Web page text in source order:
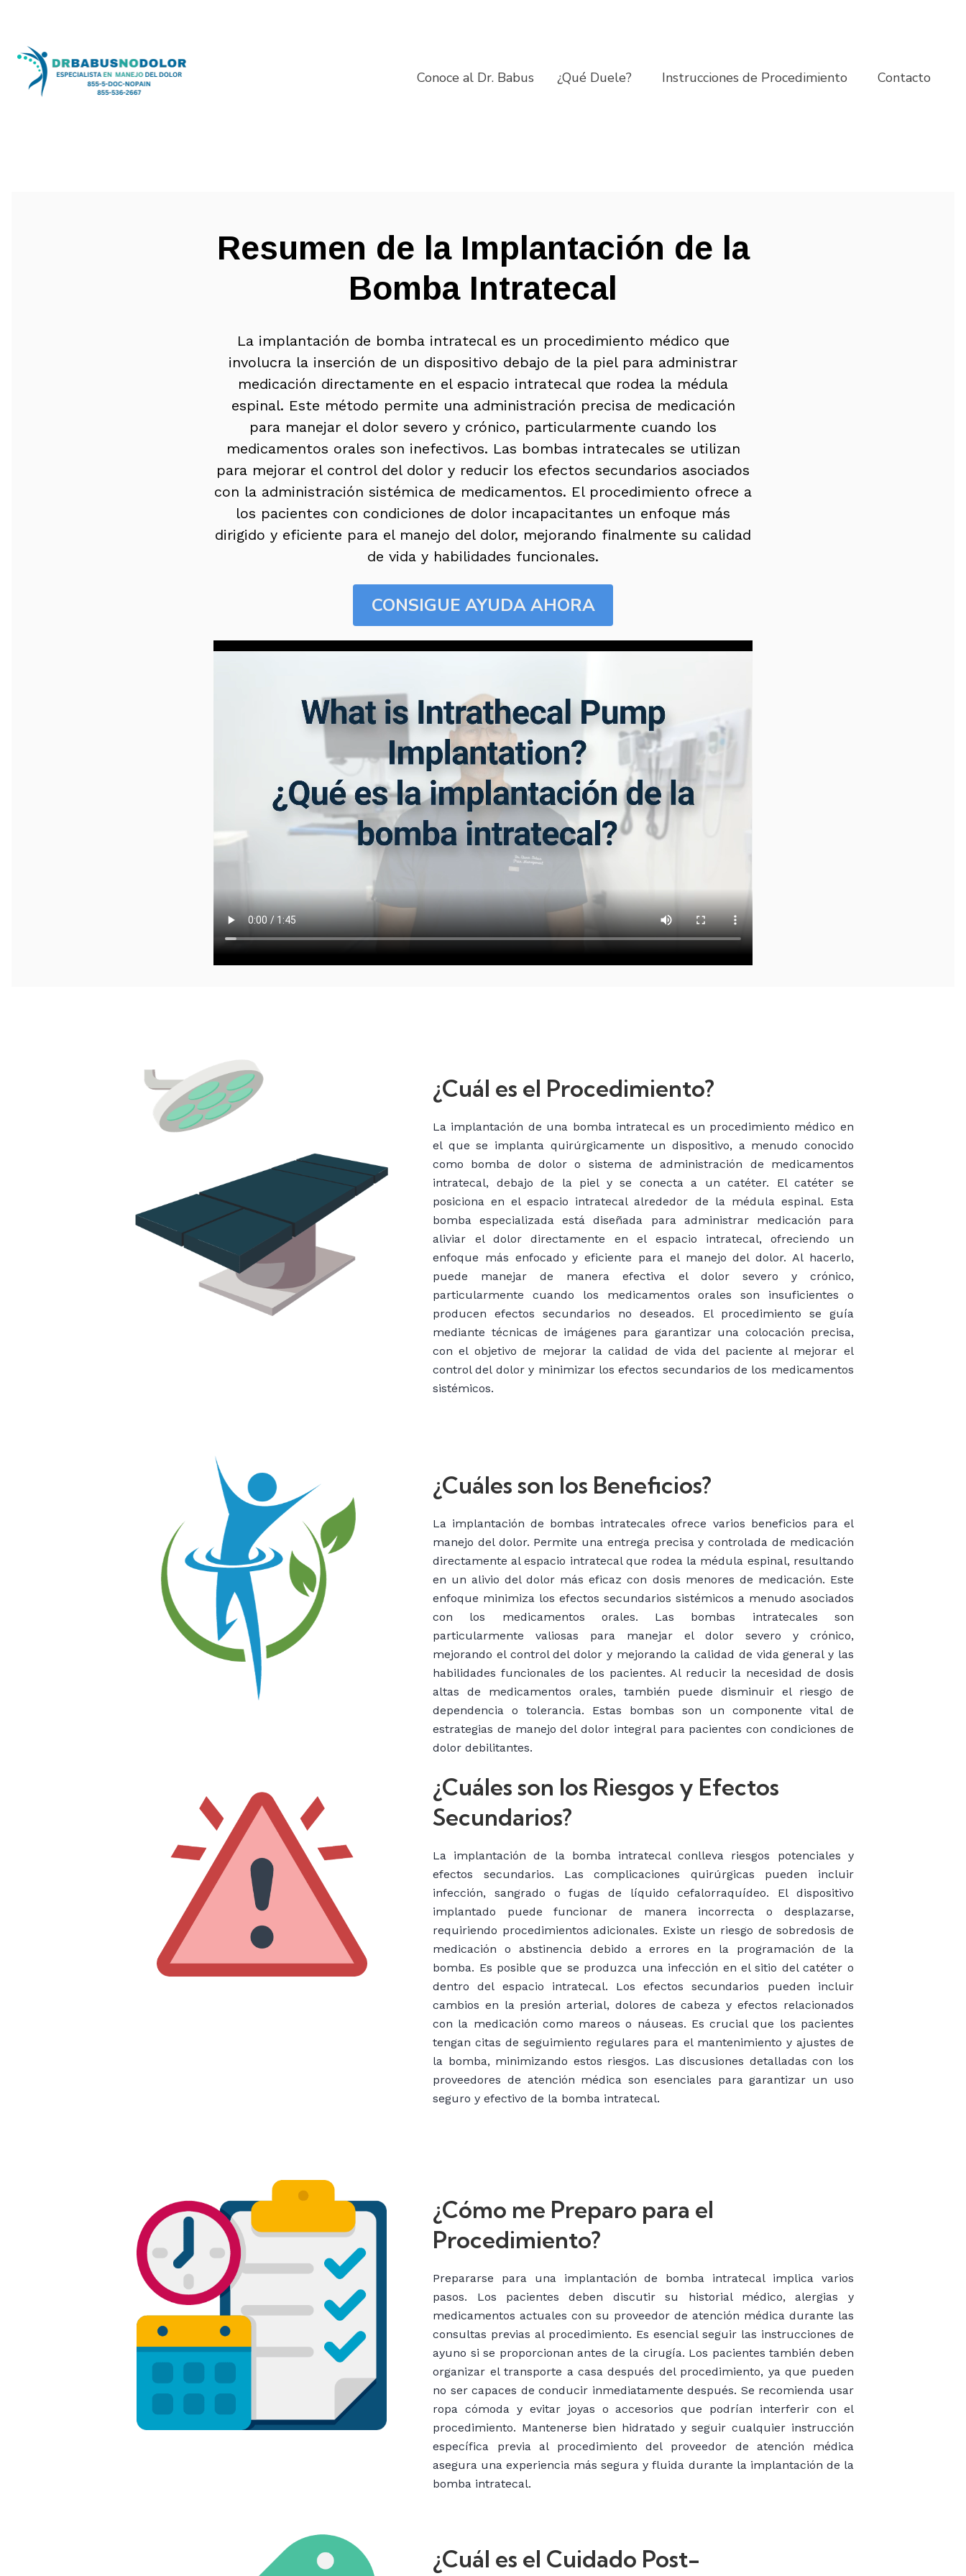
Conoce al Dr. Babus ¿Qué Duele? Instrucciones de Procedimiento Contacto
Resumen de la Implantación de la
Bomba Intratecal
La implantación de bomba intratecal es un procedimiento médico que
involucra la inserción de un dispositivo debajo de la piel para administrar
medicación directamente en el espacio intratecal que rodea la médula
espinal. Este método permite una administración precisa de medicación
para manejar el dolor severo y crónico, particularmente cuando los
medicamentos orales son inefectivos. Las bombas intratecales se utilizan
para mejorar el control del dolor y reducir los efectos secundarios asociados
con la administración sistémica de medicamentos. El procedimiento ofrece a
los pacientes con condiciones de dolor incapacitantes un enfoque más
dirigido y eficiente para el manejo del dolor, mejorando finalmente su calidad
de vida y habilidades funcionales.
CONSIGUE AYUDA AHORA
¿Cuál es el Procedimiento?
La implantación de una bomba intratecal es un procedimiento médico en
el que se implanta quirúrgicamente un dispositivo, a menudo conocido
como bomba de dolor o sistema de administración de medicamentos
intratecal, debajo de la piel y se conecta a un catéter. El catéter se
posiciona en el espacio intratecal alrededor de la médula espinal. Esta
bomba especializada está diseñada para administrar medicación para
aliviar el dolor directamente en el espacio intratecal, ofreciendo un
enfoque más enfocado y eficiente para el manejo del dolor. Al hacerlo,
puede manejar de manera efectiva el dolor severo y crónico,
particularmente cuando los medicamentos orales son insuficientes o
producen efectos secundarios no deseados. El procedimiento se guía
mediante técnicas de imágenes para garantizar una colocación precisa,
con el objetivo de mejorar la calidad de vida del paciente al mejorar el
control del dolor y minimizar los efectos secundarios de los medicamentos
sistémicos.
¿Cuáles son los Beneficios?
La implantación de bombas intratecales ofrece varios beneficios para el
manejo del dolor. Permite una entrega precisa y controlada de medicación
directamente al espacio intratecal que rodea la médula espinal, resultando
en un alivio del dolor más eficaz con dosis menores de medicación. Este
enfoque minimiza los efectos secundarios sistémicos a menudo asociados
con los medicamentos orales. Las bombas intratecales son
particularmente valiosas para manejar el dolor severo y crónico,
mejorando el control del dolor y mejorando la calidad de vida general y las
habilidades funcionales de los pacientes. Al reducir la necesidad de dosis
altas de medicamentos orales, también puede disminuir el riesgo de
dependencia o tolerancia. Estas bombas son un componente vital de
estrategias de manejo del dolor integral para pacientes con condiciones de
dolor debilitantes.
¿Cuáles son los Riesgos y Efectos
Secundarios?
La implantación de la bomba intratecal conlleva riesgos potenciales y
efectos secundarios. Las complicaciones quirúrgicas pueden incluir
infección, sangrado o fugas de líquido cefalorraquídeo. El dispositivo
implantado puede funcionar de manera incorrecta o desplazarse,
requiriendo procedimientos adicionales. Existe un riesgo de sobredosis de
medicación o abstinencia debido a errores en la programación de la
bomba. Es posible que se produzca una infección en el sitio del catéter o
dentro del espacio intratecal. Los efectos secundarios pueden incluir
cambios en la presión arterial, dolores de cabeza y efectos relacionados
con la medicación como mareos o náuseas. Es crucial que los pacientes
tengan citas de seguimiento regulares para el mantenimiento y ajustes de
la bomba, minimizando estos riesgos. Las discusiones detalladas con los
proveedores de atención médica son esenciales para garantizar un uso
seguro y efectivo de la bomba intratecal.
¿Cómo me Preparo para el
Procedimiento?
Prepararse para una implantación de bomba intratecal implica varios
pasos. Los pacientes deben discutir su historial médico, alergias y
medicamentos actuales con su proveedor de atención médica durante las
consultas previas al procedimiento. Es esencial seguir las instrucciones de
ayuno si se proporcionan antes de la cirugía. Los pacientes también deben
organizar el transporte a casa después del procedimiento, ya que pueden
no ser capaces de conducir inmediatamente después. Se recomienda usar
ropa cómoda y evitar joyas o accesorios que podrían interferir con el
procedimiento. Mantenerse bien hidratado y seguir cualquier instrucción
específica previa al procedimiento del proveedor de atención médica
asegura una experiencia más segura y fluida durante la implantación de la
bomba intratecal.
¿Cuál es el Cuidado Post-